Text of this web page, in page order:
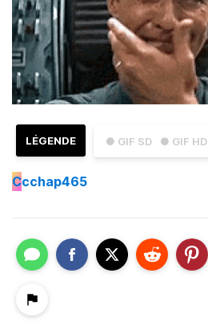
● GIF SD ● GIF HD
LÉGENDE
Ccchap465